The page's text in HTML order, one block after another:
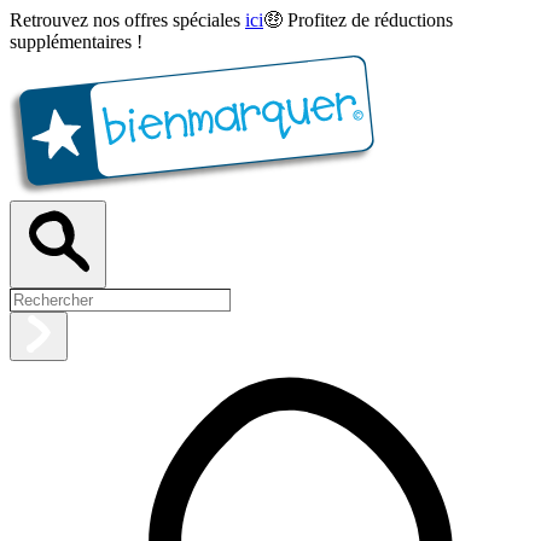
Retrouvez nos offres spéciales ici🤑 Profitez de réductions
supplémentaires !